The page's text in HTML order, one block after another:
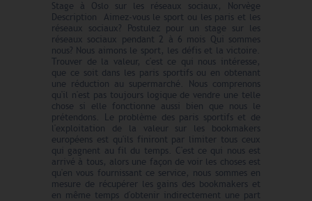
Stage à Oslo sur les réseaux sociaux, Norvège
Description Aimez-vous le sport ou les paris et les
réseaux sociaux? Postulez pour un stage sur les
réseaux sociaux pendant 2 à 6 mois Qui sommes
nous? Nous aimons le sport, les défis et la victoire.
Trouver de la valeur, c'est ce qui nous intéresse,
que ce soit dans les paris sportifs ou en obtenant
une réduction au supermarché. Nous comprenons
qu'il n'est pas toujours logique de vendre une telle
chose si elle fonctionne aussi bien que nous le
prétendons. Le problème des paris sportifs et de
l'exploitation de la valeur sur les bookmakers
européens est qu'ils finiront par limiter tous ceux
qui gagnent au fil du temps. C'est ce qui nous est
arrivé à tous, alors une façon de voir les choses est
qu'en vous fournissant ce service, nous sommes en
mesure de récupérer les gains des bookmakers et
en même temps d'obtenir indirectement une part